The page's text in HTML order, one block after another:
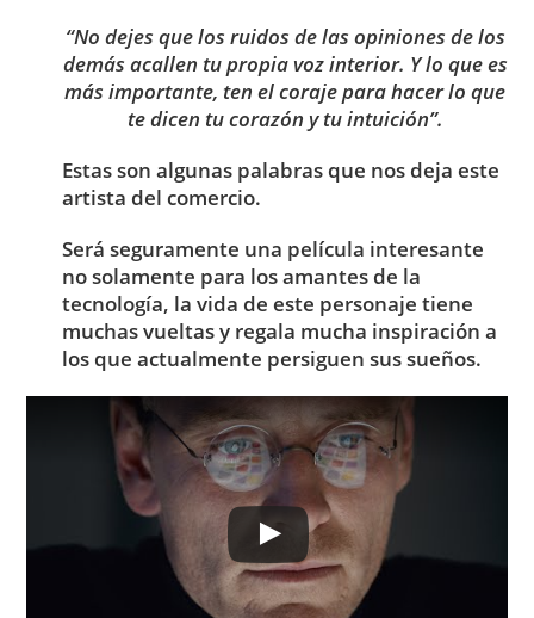
“No dejes que los ruidos de las opiniones de los
demás acallen tu propia voz interior. Ylo que es
más importante, ten el coraje para hacer lo que
te dicen tu corazón y tu intuición”.
Estas son algunas palabras que nos deja este
artista del comercio.
Será seguramente una película interesante
no solamente para los amantes de la
tecnología, la vida de este personaje tiene
muchas vueltas y regala mucha inspiración a
los que actualmente persiguen sus sueños.